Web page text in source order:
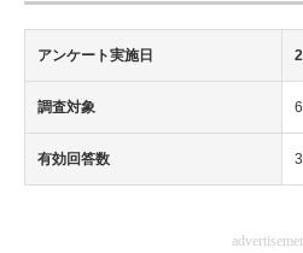
アンケート実施日
調査対象
有効回答数